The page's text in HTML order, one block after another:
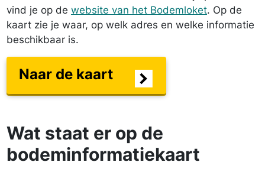
vind je op de website van het Bodemloket. Op de
kaart zie je waar, op welk adres en welke informatie
beschikbaar is.
Naar de kaart
Wat staat er op de
bodeminformatiekaart